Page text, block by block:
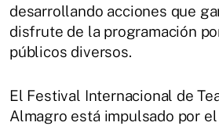
desarrollando acciones que
disfrute de la programación
públicos diversos.
El Festival Internacional de
Almagro está impulsado por